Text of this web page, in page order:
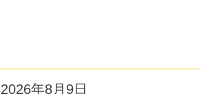
2026年8月9日